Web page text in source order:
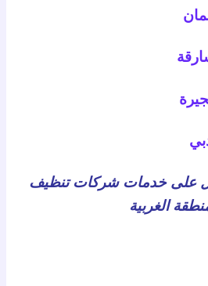
على خدمات شركات تنظيف
الغربية